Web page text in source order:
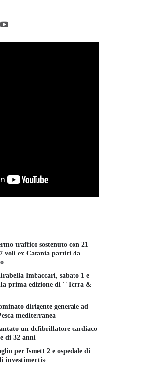
traffico sostenuto con 21
voli ex Catania partiti da
Imbaccari, sabato 1 e
prima edizione di ´´Terra &
dirigente generale ad
mediterranea
un defibrillatore cardiaco
di 32 anni
per Ismett 2 e ospedale di
investimenti»